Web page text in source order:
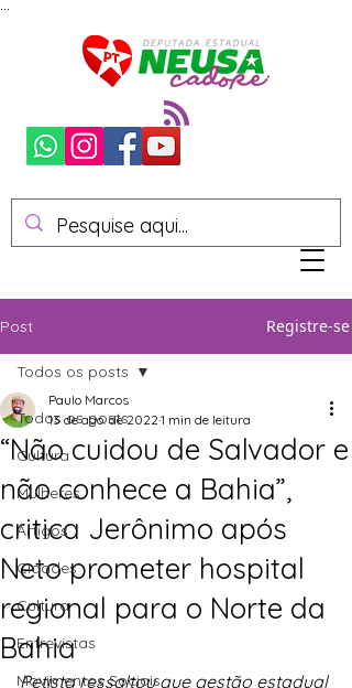
Post Registre-se
Todos os posts
Cultura
Mulheres
Artigos
Cidades
Cultura
Entrevistas
Movimentos Sociais
Todos os posts
“Não cuidou de Salvador e
não conhece a Bahia”,
critica Jerônimo após
Neto prometer hospital
regional para o Norte da
Bahia
Paulo Marcos
13 de ago. de 2022 1 min de leitura
Petista ressaltou que gestão estadual